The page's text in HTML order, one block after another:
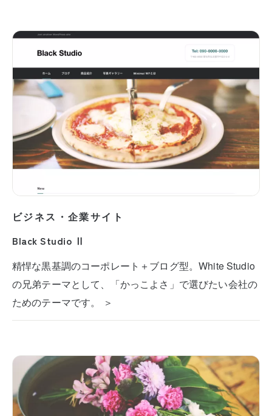
ビジネス・企業サイト
Black Studio Ⅱ
精悍な黒基調のコーポレート＋ブログ型。White Studio
の兄弟テーマとして、「かっこよさ」で選びたい会社の
ためのテーマです。 ＞